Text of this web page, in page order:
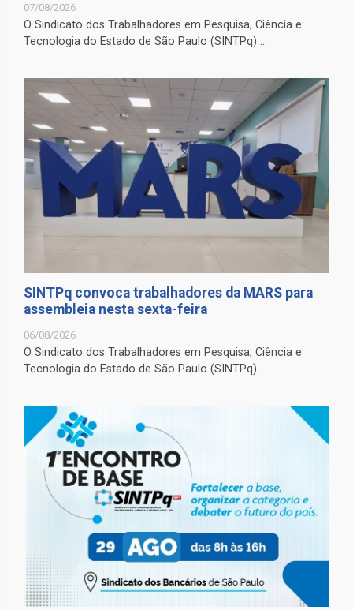
07/08/2026
O Sindicato dos Trabalhadores em Pesquisa, Ciência e
Tecnologia do Estado de São Paulo (SINTPq) ...
SINTPq convoca trabalhadores da MARS para
assembleia nesta sexta-feira
06/08/2026
O Sindicato dos Trabalhadores em Pesquisa, Ciência e
Tecnologia do Estado de São Paulo (SINTPq) ...